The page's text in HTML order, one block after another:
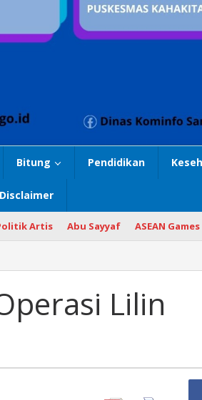
Bitung Pendidikan
Disclaimer
Artis Abu Sayyaf ASEAN Games
Lilin